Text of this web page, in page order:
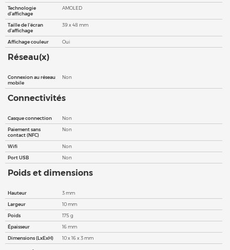
Technologie
d'affichage
AMOLED
Taille de l'écran
d'affichage
39 x 48 mm
Affichage couleur Oui
Réseau(x)
Connexion au réseau
mobile
Non
Connectivités
Casque connection
Non
Paiement sans
contact (NFC)
Non
Wifi
Non
Port USB
Non
Poids et dimensions
Hauteur
3 mm
Largeur
10 mm
Poids
175 g
Épaisseur
16 mm
Dimensions (LxExH)
10 x 16 x 3 mm